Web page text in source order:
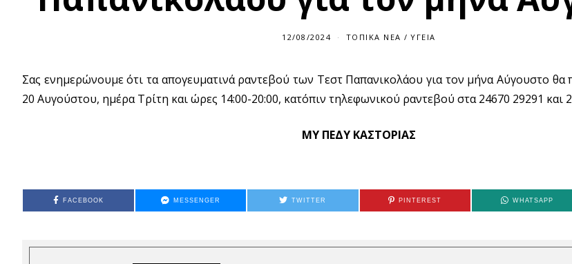
12/08/2024 ΤΟΠΙΚΆ ΝΈΑ / ΥΓΕΊΑ
Σας ενημερώνουμε ότι τα απογευματινά ραντεβού των Τεστ Παπανικολάου για τον μήνα Αύγουστο θα
20 Αυγούστου, ημέρα Τρίτη και ώρες 14:00-20:00, κατόπιν τηλεφωνικού ραντεβού στα 24670 29291 και
ΜΥ ΠΕΔΥ ΚΑΣΤΟΡΙΑΣ
FACEBOOK MESSENGER TWITTER PINTEREST WHATSAPP